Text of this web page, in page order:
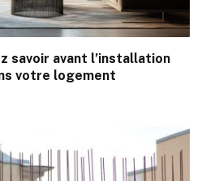
savoir avant l’installation
votre logement